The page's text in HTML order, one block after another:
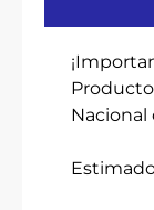
Nacional